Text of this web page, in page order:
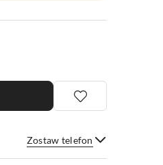
Zostaw telefon
Wyślij